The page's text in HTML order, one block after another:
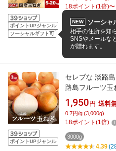
ポイントUPジャンル
ソーシャルギフト可
18ポイント (1倍)〜
5000g 10000g
4.46
4:00までの注文で最
ポイントUPジャンル
セレブな 淡路
路島フルーツ玉
島玉ねぎ たま
食べ物 original
1,950 円 送料
0.7円/g (3,000g)
18ポイント (1倍)
3000g
4.39
NEW ソーシャ
相手の住所を知
SNSやメールな
が贈れます。